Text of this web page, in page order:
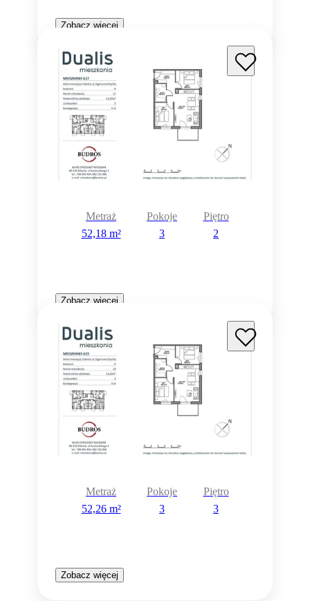
Zobacz więcej
Metraż
52,18 m²
Pokoje
3
Piętro
2
Zobacz więcej
Metraż
52,26 m²
Pokoje
3
Piętro
3
Zobacz więcej